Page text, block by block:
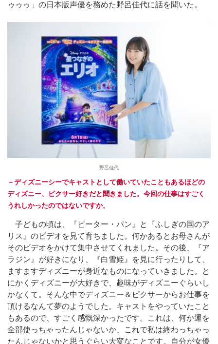
ゥゥゥ」の日本版声優を務めた野呂佳代に話を聞いた。
野呂佳代
－ディズニーシーでキャストとして働いていたこともあるほどの
ディズニー、ピクサー好きだと聞きました。今回の仕事はすごく
うれしかったのではないですか。
子どもの頃は、『ピーター・パン』と『ふしぎの国のア
リス』のビデオを見て育ちました。何かあるとお母さんが
そのビデオをかけて集中させてくれました。その後、『ア
ラジン』が好きになり、『白雪姫』を見に行ったりして、
ますますディズニーが身近なものになっていきました。と
にかくディズニーが大好きで、趣味がディズニーぐらいし
かなくて。そんな中でディズニー＆ピクサーからお仕事を
頂けるなんて夢のようでした。キャストをやっていたこと
もあるので、すごく感慨深かったです。これは、何か運を
全部使っちゃったんじゃないか、これで私は終わっちゃっ
たんじゃないかと思うぐらい大変なことです。自分が女優